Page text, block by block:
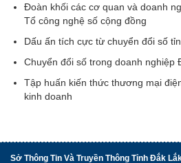
Đoàn khối các cơ quan và doanh
Tổ công nghệ số cộng đồng
Dấu ấn tích cực từ chuyển đổi số
Chuyển đổi số trong doanh nghiệp
Tập huấn kiến thức thương mại
kinh doanh
Sở Thông Tin Và Truyền Thông Tỉnh Đắk